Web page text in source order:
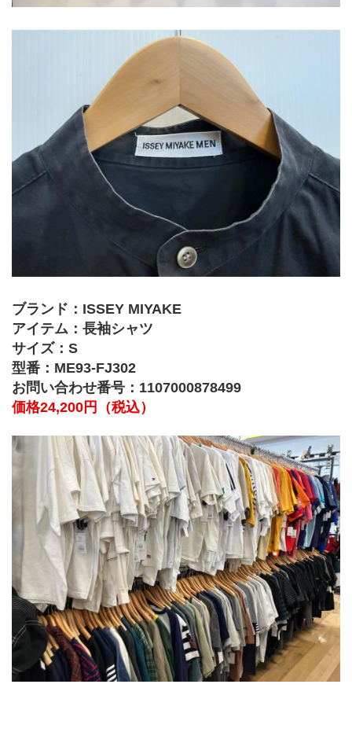
ブランド：ISSEY MIYAKE
アイテム：長袖シャツ
サイズ：S
型番：ME93-FJ302
お問い合わせ番号：1107000878499
価格24,200円（税込）